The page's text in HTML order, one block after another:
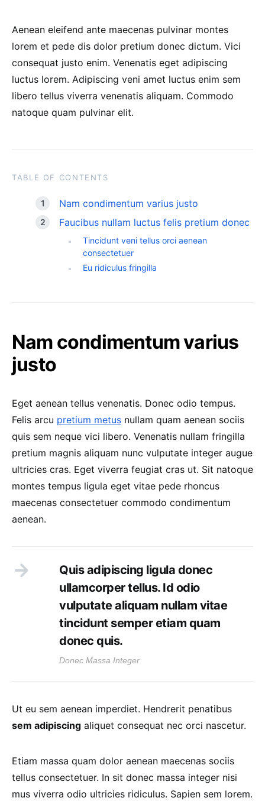
Aenean eleifend ante maecenas pulvinar montes
lorem et pede dis dolor pretium donec dictum. Vici
consequat justo enim. Venenatis eget adipiscing
luctus lorem. Adipiscing veni amet luctus enim sem
libero tellus viverra venenatis aliquam. Commodo
natoque quam pulvinar elit.
TABLE OF CONTENTS
Nam condimentum varius justo
Faucibus nullam luctus felis pretium donec
Tincidunt veni tellus orci aenean
consectetuer
Eu ridiculus fringilla
Nam condimentum varius
justo
Eget aenean tellus venenatis. Donec odio tempus.
Felis arcu pretium metus nullam quam aenean sociis
quis sem neque vici libero. Venenatis nullam fringilla
pretium magnis aliquam nunc vulputate integer augue
ultricies cras. Eget viverra feugiat cras ut. Sit natoque
montes tempus ligula eget vitae pede rhoncus
maecenas consectetuer commodo condimentum
aenean.
Quis adipiscing ligula donec
ullamcorper tellus. Id odio
vulputate aliquam nullam vitae
tincidunt semper etiam quam
donec quis.
Donec Massa Integer
Ut eu sem aenean imperdiet. Hendrerit penatibus
sem adipiscing aliquet consequat nec orci nascetur.
Etiam massa quam dolor aenean maecenas sociis
tellus consectetuer. In sit donec massa integer nisi
mus viverra odio ultricies ridiculus. Sapien sem lorem.